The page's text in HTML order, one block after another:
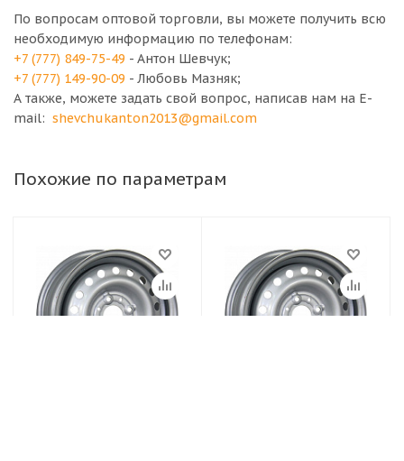
По вопросам оптовой торговли, вы можете получить всю
необходимую информацию по телефонам:
+7 (777) 849-75-49 - Антон Шевчук;
+7 (777) 149-90-09 - Любовь Мазняк;
А также, можете задать свой вопрос, написав нам на E-
mail: shevchukanton2013@gmail.com
Похожие по параметрам